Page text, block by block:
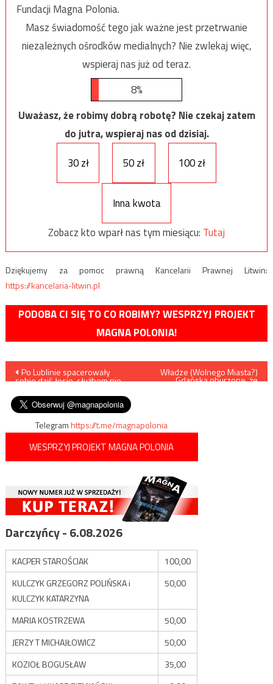
Fundacji Magna Polonia.
Masz świadomość tego jak ważne jest przetrwanie
niezależnych ośrodków medialnych? Nie zwlekaj więc,
wspieraj nas już od teraz.
8%
Uważasz, że robimy dobrą robotę? Nie czekaj zatem
do jutra, wspieraj nas od dzisiaj.
30 zł
50 zł 100 zł
Inna kwota
Zobacz kto wparł nas tym miesiącu: Tutaj
Dziękujemy za pomoc prawną Kancelarii Prawnej Litwin:
https://kancelaria-litwin.pl
PODOBA CI SIĘ TO CO ROBIMY? WESPRZYJ PROJEKT
MAGNA POLONIA!
Nawigacja
wpisu
Po Lublinie spacerowały
sobie dziś łosie, służbom nie
Władze (Wolnego Miasta?)
Gdańska oburzone, że
Telegramhttps://t.me/magnapolonia
WESPRZYJ PROJEKT MAGNA POLONIA
Darczyńcy - 6.08.2026
KACPER STAROŚCIAK
100,00
KULCZYK GRZEGORZ POLIŃSKA i
KULCZYK KATARZYNA
50,00
MARIA KOSTRZEWA
50,00
JERZY T MICHAJŁOWICZ
50,00
KOZIOŁ BOGUSŁAW
35,00